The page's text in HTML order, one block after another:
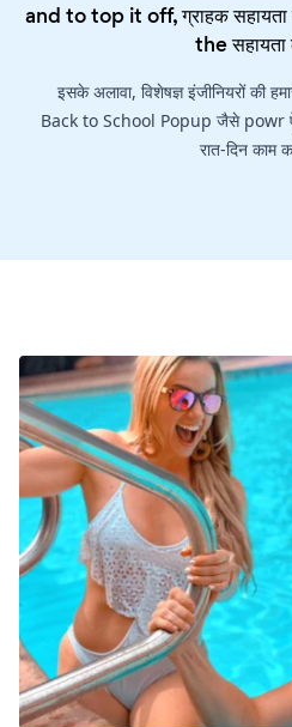
and to top it off, ग्राहक
the
इसके अलावा, विशेषज्ञ इंजीनियरों की
Back to School Popup जैसे powr
रात-दिन काम